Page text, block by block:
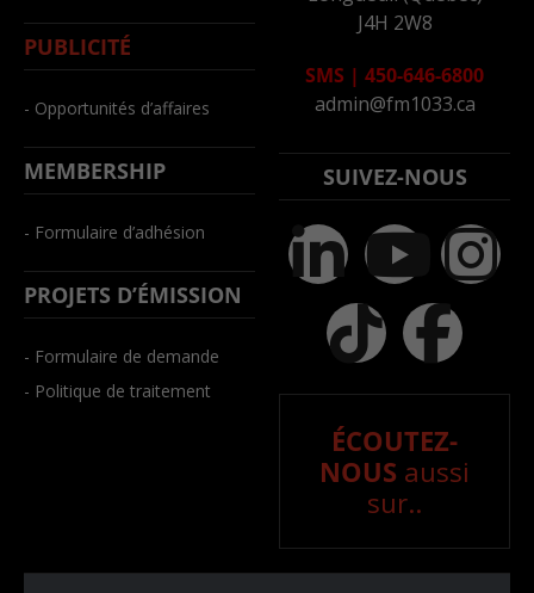
PUBLICITÉ
- Opportunités d’affaires
MEMBERSHIP
- Formulaire d’adhésion
PROJETS D’ÉMISSION
- Formulaire de demande
- Politique de traitement
J4H 2W8
SMS | 450-646-6800
admin@fm1033.ca
SUIVEZ-NOUS
ÉCOUTEZ-
NOUS aussi
sur..